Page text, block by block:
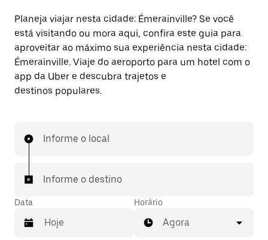
Planeja viajar nesta cidade: Émerainville? Se você
está visitando ou mora aqui, confira este guia para
aproveitar ao máximo sua experiência nesta cidade:
Émerainville. Viaje do aeroporto para um hotel com o
app da Uber e descubra trajetos e
destinos populares.
Informe o local
Informe o destino
Data Horário
Agora